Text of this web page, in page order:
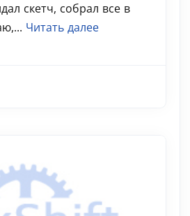
скетч, собрал все в
Читать далее